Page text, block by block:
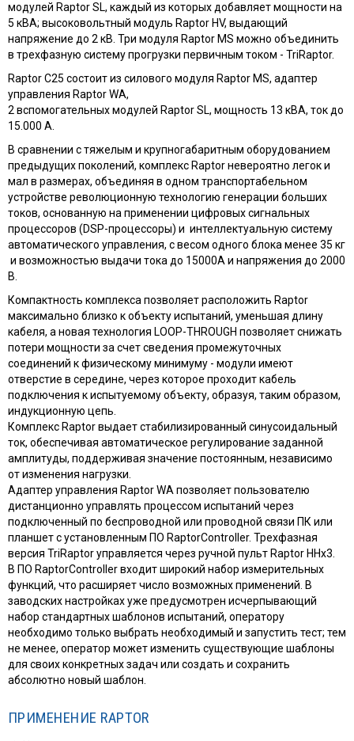
модулей Raptor SL, каждый из которых добавляет мощности на
5 кВА; высоковольтный модуль Raptor HV, выдающий
напряжение до 2 кВ. Три модуля Raptor MS можно объединить
в трехфазную систему прогрузки первичным током - TriRaptor.
Raptor C25 состоит из силового модуля Raptor MS, адаптер
управления Raptor WA,
2 вспомогательных модулей Raptor SL, мощность 13 кВА, ток до
15.000 А.
В сравнении с тяжелым и крупногабаритным оборудованием
предыдущих поколений, комплекс Raptor невероятно легок и
мал в размерах, объединяя в одном транспортабельном
устройстве революционную технологию генерации больших
токов, основанную на применении цифровых сигнальных
процессоров (DSP-процессоры) и интеллектуальную систему
автоматического управления, с весом одного блока менее 35 кг
и возможностью выдачи тока до 15000А и напряжения до 2000
В.
Компактность комплекса позволяет расположить Raptor
максимально близко к объекту испытаний, уменьшая длину
кабеля, а новая технология LOOP-THROUGH позволяет снижать
потери мощности за счет сведения промежуточных
соединений к физическому минимуму - модули имеют
отверстие в середине, через которое проходит кабель
подключения к испытуемому объекту, образуя, таким образом,
индукционную цепь.
Комплекс Raptor выдает стабилизированный синусоидальный
ток, обеспечивая автоматическое регулирование заданной
амплитуды, поддерживая значение постоянным, независимо
от изменения нагрузки.
Адаптер управления Raptor WA позволяет пользователю
дистанционно управлять процессом испытаний через
подключенный по беспроводной или проводной связи ПК или
планшет с установленным ПО RaptorController. Трехфазная
версия TriRaptor управляется через ручной пульт Raptor HHx3.
В ПО RaptorController входит широкий набор измерительных
функций, что расширяет число возможных применений. В
заводских настройках уже предусмотрен исчерпывающий
набор стандартных шаблонов испытаний, оператору
необходимо только выбрать необходимый и запустить тест; тем
не менее, оператор может изменить существующие шаблоны
для своих конкретных задач или создать и сохранить
абсолютно новый шаблон.
ПРИМЕНЕНИЕ RAPTOR